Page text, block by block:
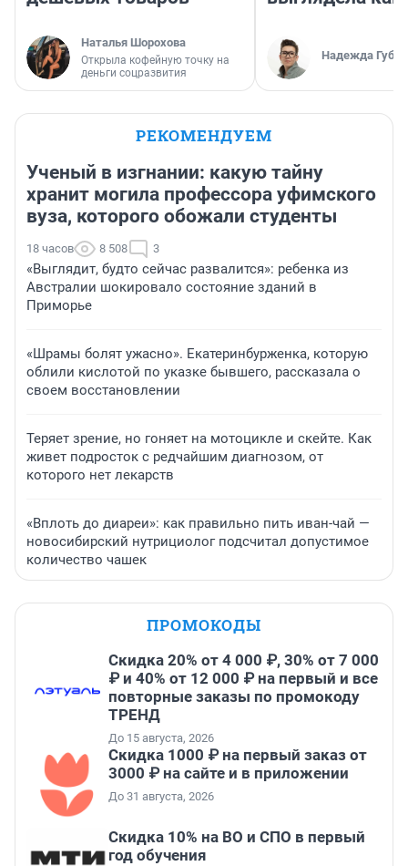
Наталья Шорохова
Открыла кофейную точку на
деньги соцразвития
Надежда
РЕКОМЕНДУЕМ
Ученый в изгнании: какую тайну
хранит могила профессора уфимского
вуза, которого обожали студенты
18 часов 8 508 3
«Выглядит, будто сейчас развалится»: ребенка из
Австралии шокировало состояние зданий в
Приморье
«Шрамы болят ужасно». Екатеринбурженка, которую
облили кислотой по указке бывшего, рассказала о
своем восстановлении
Теряет зрение, но гоняет на мотоцикле и скейте. Как
живет подросток с редчайшим диагнозом, от
которого нет лекарств
«Вплоть до диареи»: как правильно пить иван-чай —
новосибирский нутрициолог подсчитал допустимое
количество чашек
ПРОМОКОДЫ
Скидка 20% от 4 000 ₽, 30% от 7 000
₽ и 40% от 12 000 ₽ на первый и все
повторные заказы по промокоду
ТРЕНД
До 15 августа, 2026
Скидка 1000 ₽ на первый заказ от
3000 ₽ на сайте и в приложении
До 31 августа, 2026
Скидка 10% на ВО и СПО в первый
год обучения